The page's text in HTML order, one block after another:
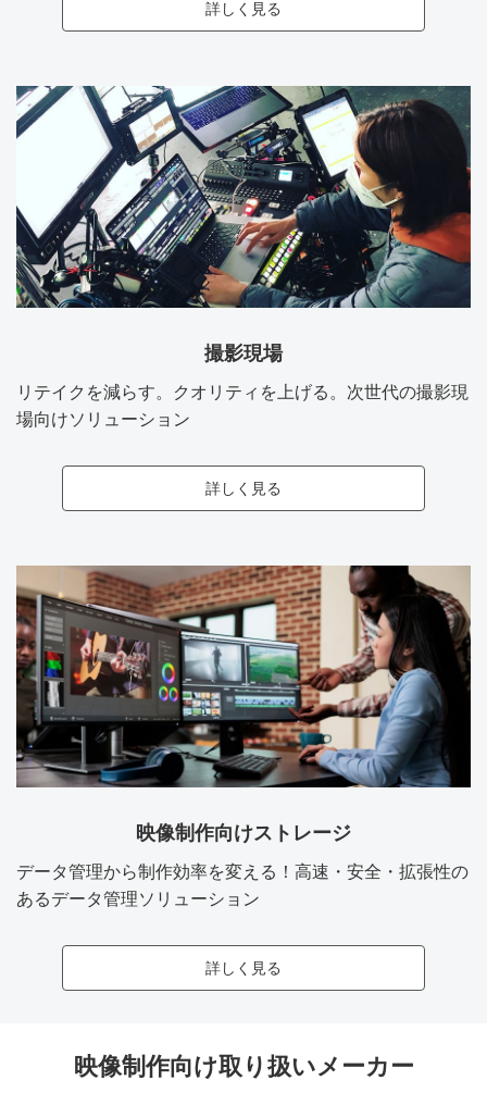
詳しく見る
撮影現場
リテイクを減らす。クオリティを上げる。次世代の撮影現
場向けソリューション
詳しく見る
映像制作向けストレージ
データ管理から制作効率を変える！高速・安全・拡張性の
あるデータ管理ソリューション
詳しく見る
映像制作向け取り扱いメーカー